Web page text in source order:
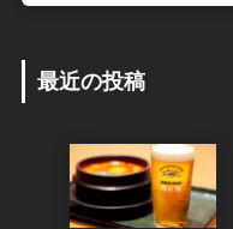
最近の投稿